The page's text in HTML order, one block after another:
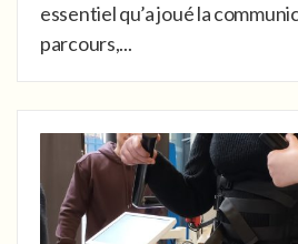
essentiel qu’a joué la
parcours,...